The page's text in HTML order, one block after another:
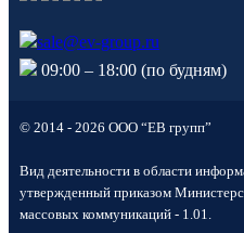
sale@ev-group.ru
09:00 – 18:00 (по будням)
© 2014 - 2026 ООО “ЕВ групп”
Вид деятельности в области
утвержденный приказом
массовых коммуникаций - 1.01.